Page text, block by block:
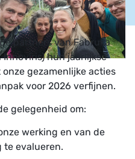
partners van Fabruka
hun jaarlijkse
gezamenlijke acties
voor 2026 verfijnen.
gelegenheid om:
werking en van de
te evalueren.